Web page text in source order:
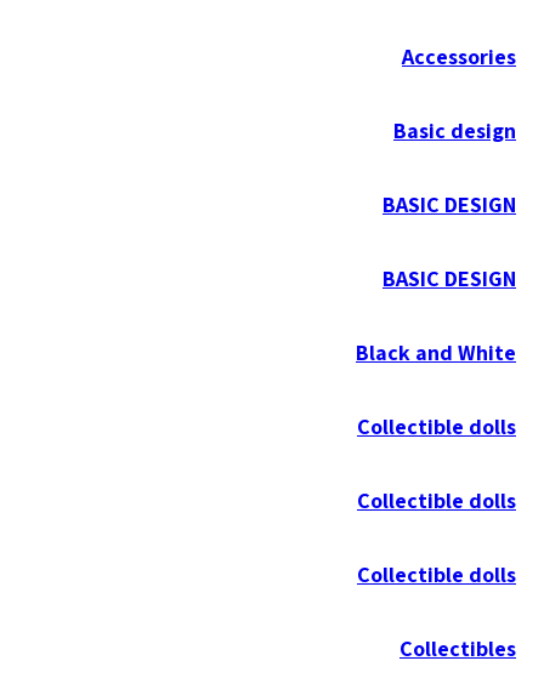
Accessories
Basic design
BASIC DESIGN
BASIC DESIGN
Black and White
Collectible dolls
Collectible dolls
Collectible dolls
Collectibles